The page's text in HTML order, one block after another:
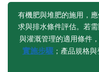
有機肥與堆肥的施用，
求與排水條件評估。若
與灌溉管理的適用條件
實施步驟 ；產品規格